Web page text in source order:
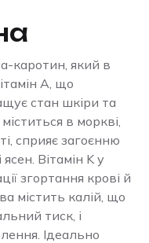
каротин, який в
A, що
стан шкіри та
в моркві,
сприяє загоєнню
Вітамін K у
згортання крові й
містить калій, що
тиск, і
Ідеально